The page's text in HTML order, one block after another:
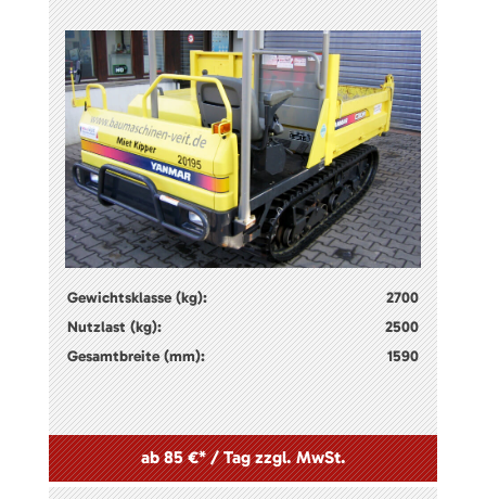
Gewichtsklasse (kg):
2700
Nutzlast (kg):
2500
Gesamtbreite (mm):
1590
ab 85 €* / Tag zzgl. MwSt.